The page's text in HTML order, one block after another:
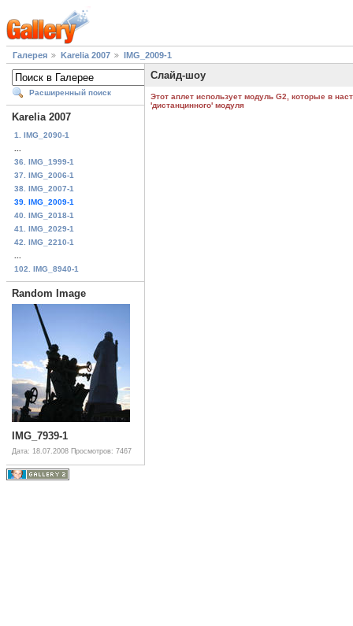
Галерея Karelia 2007 IMG_2009-1
Расширенный поиск
Karelia 2007
1. IMG_2090-1
36. IMG_1999-1
37. IMG_2006-1
38. IMG_2007-1
39. IMG_2009-1
40. IMG_2018-1
41. IMG_2029-1
42. IMG_2210-1
102. IMG_8940-1
Random Image
IMG_7939-1
Дата: 18.07.2008 Просмотров: 7467
Слайд-шоу
Этот аплет использует модуль G2, которые в
'дистанцинного' модуля